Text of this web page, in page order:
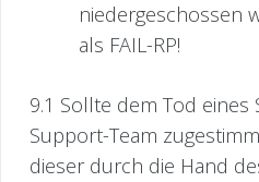
niedergeschossen
als FAIL-RP!
9.1 Sollte dem Tod eines
Support-Team
dieser durch die Hand